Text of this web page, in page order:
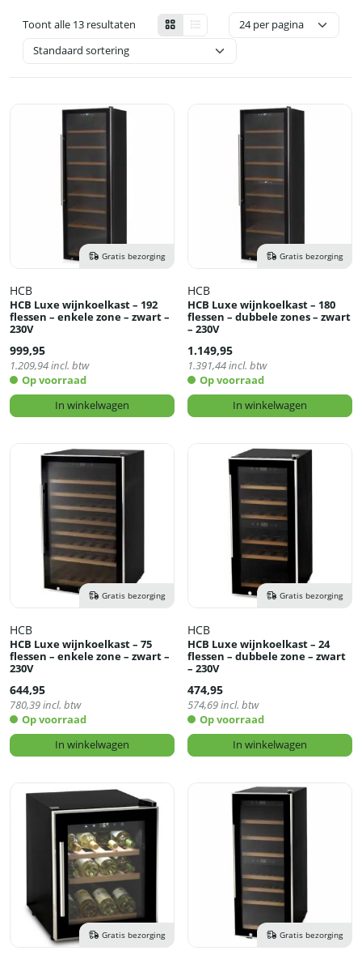
Toont alle 13 resultaten
Gratis bezorging
HCB
HCB Luxe wijnkoelkast – 192
flessen – enkele zone – zwart –
230V
999,95
1.209,94incl. btw
Op voorraad
In winkelwagen
Gratis bezorging
HCB
HCB Luxe wijnkoelkast – 180
flessen – dubbele zones – zwart
– 230V
1.149,95
1.391,44incl. btw
Op voorraad
In winkelwagen
Gratis bezorging
HCB
HCB Luxe wijnkoelkast – 75
flessen – enkele zone – zwart –
230V
644,95
780,39incl. btw
Op voorraad
In winkelwagen
Gratis bezorging
HCB
HCB Luxe wijnkoelkast – 24
flessen – dubbele zone – zwart
– 230V
474,95
574,69incl. btw
Op voorraad
In winkelwagen
Gratis bezorging Gratis bezorging